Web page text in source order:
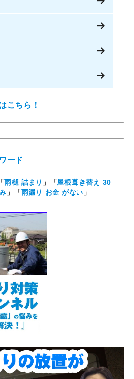
こちら！
ード
雨樋 詰まり 」「屋根葺き替え 30
」「雨漏り お金 がない 」